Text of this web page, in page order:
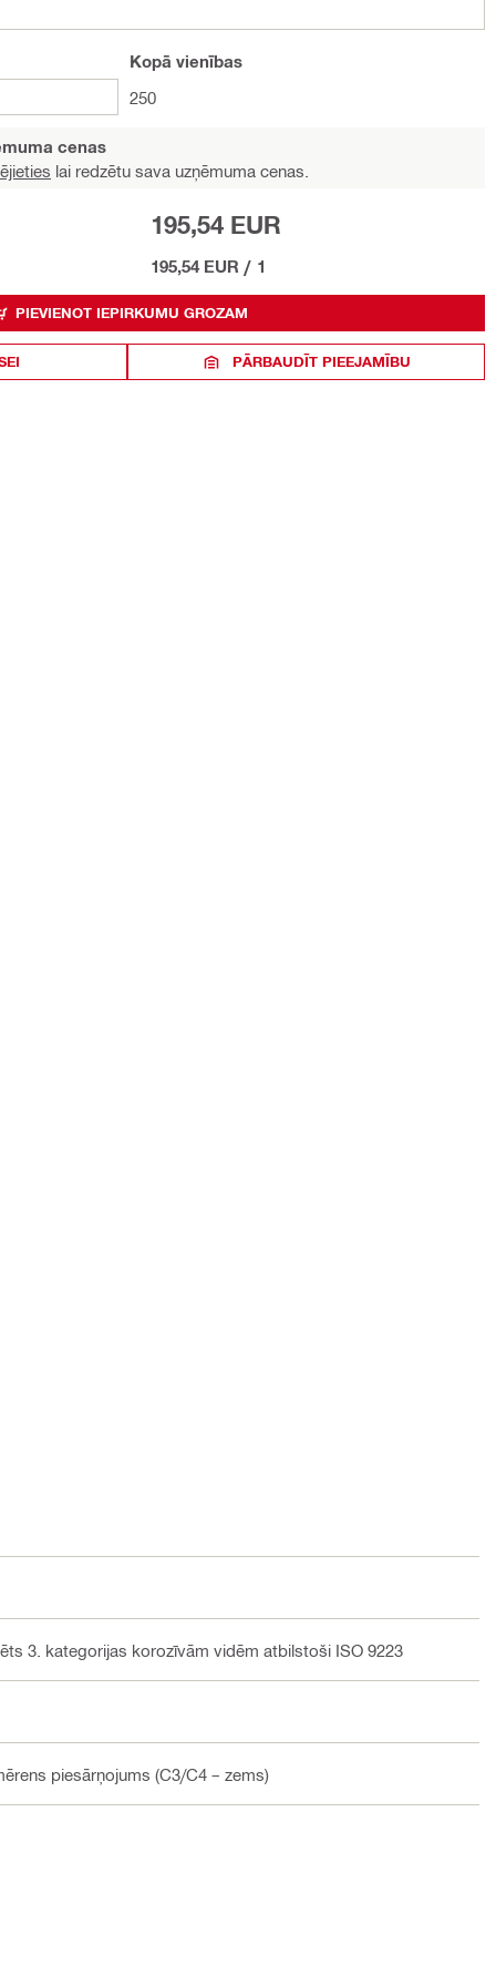
Kopā vienības
250
cenas
lai redzētu sava uzņēmuma cenas.
195,54 EUR
195,54 EUR / 1
PIEVIENOT IEPIRKUMU GROZAM
PĀRBAUDĪT PIEEJAMĪBU
3. kategorijas korozīvām vidēm atbilstoši ISO 9223
piesārņojums (C3/C4 – zems)